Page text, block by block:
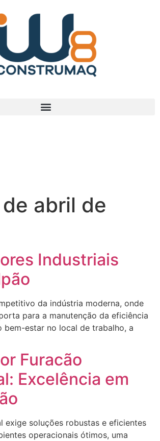
abril de
Industriais
da indústria moderna, onde
para a manutenção da eficiência
bem-estar no local de trabalho, a
Furacão
Excelência em
exige soluções robustas e eficientes
operacionais ótimos, uma